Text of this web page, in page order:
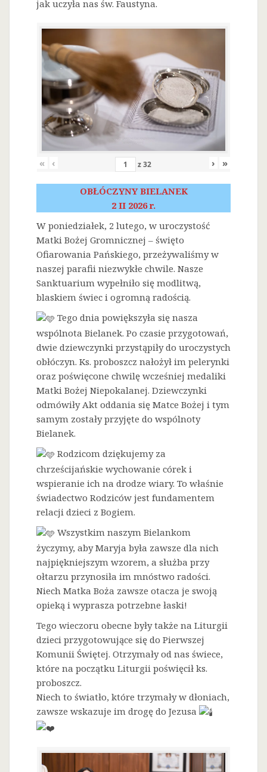
jak uczyła nas św. Faustyna.
« ‹ z32 › »
OBŁÓCZYNY BIELANEK
2 II 2026 r.
W poniedziałek, 2 lutego, w uroczystość
Matki Bożej Gromnicznej – święto
Ofiarowania Pańskiego, przeżywaliśmy w
naszej parafii niezwykłe chwile. Nasze
Sanktuarium wypełniło się modlitwą,
blaskiem świec i ogromną radością.
Tego dnia powiększyła się nasza
wspólnota Bielanek. Po czasie przygotowań,
dwie dziewczynki przystąpiły do uroczystych
obłóczyn. Ks. proboszcz nałożył im pelerynki
oraz poświęcone chwilę wcześniej medaliki
Matki Bożej Niepokalanej. Dziewczynki
odmówiły Akt oddania się Matce Bożej i tym
samym zostały przyjęte do wspólnoty
Bielanek.
Rodzicom dziękujemy za
chrześcijańskie wychowanie córek i
wspieranie ich na drodze wiary. To właśnie
świadectwo Rodziców jest fundamentem
relacji dzieci z Bogiem.
Wszystkim naszym Bielankom
życzymy, aby Maryja była zawsze dla nich
najpiękniejszym wzorem, a służba przy
ołtarzu przynosiła im mnóstwo radości.
Niech Matka Boża zawsze otacza je swoją
opieką i wyprasza potrzebne łaski!
Tego wieczoru obecne były także na Liturgii
dzieci przygotowujące się do Pierwszej
Komunii Świętej. Otrzymały od nas świece,
które na początku Liturgii poświęcił ks.
proboszcz.
Niech to światło, które trzymały w dłoniach,
zawsze wskazuje im drogę do Jezusa